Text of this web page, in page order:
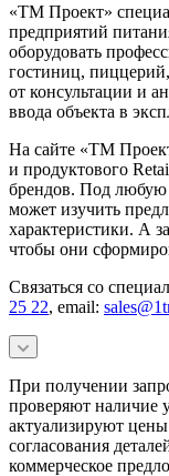
«ТМ Проект»
предприятий
оборудовать
гостиниц,
от консультации и
ввода объекта в
На сайте «ТМ
и продуктового
брендов. Под
может изучить
характеристики. А
чтобы они
Связаться со
25 22, email:
При получении
проверяют наличие
актуализируют
согласования
коммерческое